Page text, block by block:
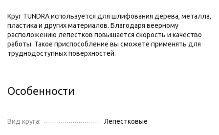
Круг TUNDRA используется для шлифования дерева, металла,
пластика и других материалов. Благодаря веерному
расположению лепестков повышается скорость и качество
работы. Такое приспособление вы сможете применять для
труднодоступных поверхностей.
Особенности
Вид круга: Лепестковые